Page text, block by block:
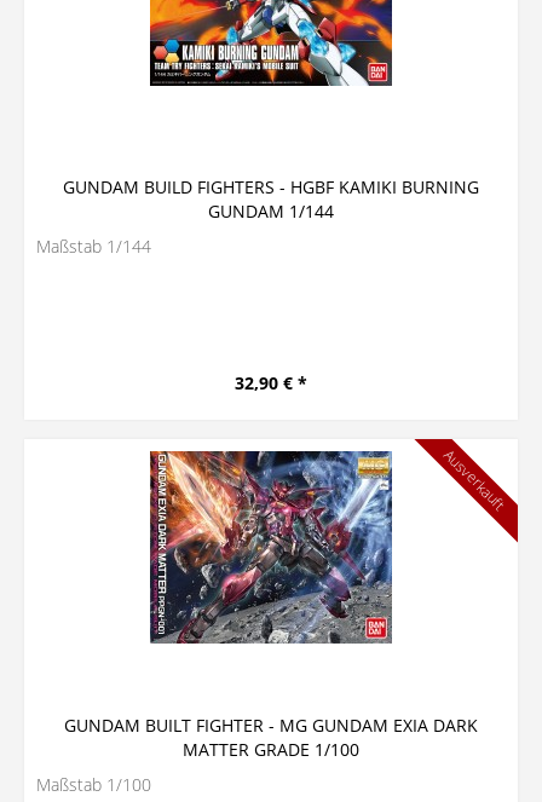
GUNDAM BUILD FIGHTERS - HGBF KAMIKI BURNING
GUNDAM 1/144
Maßstab 1/144
32,90 € *
GUNDAM BUILT FIGHTER - MG GUNDAM EXIA DARK
MATTER GRADE 1/100
Maßstab 1/100
Ausverkauft